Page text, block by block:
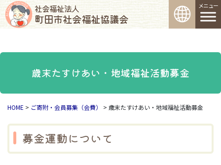
社会福祉法人
町田市社会福祉協議会
コンテンツへスキップ
メインナビゲーション
歳末たすけあい・地域福祉活動募金
HOME > ご寄附・会員募集（会費） > 歳末たすけあい・地域福祉活動募金
募金運動について